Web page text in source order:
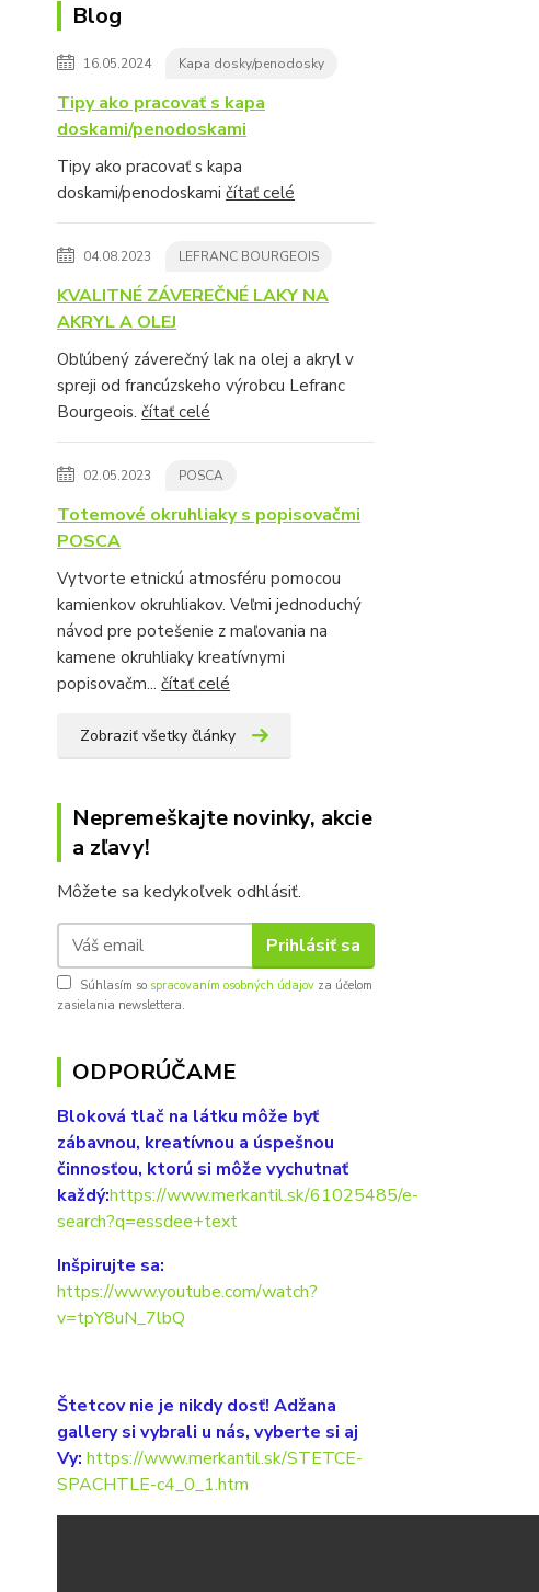
Blog
16.05.2024 Kapa dosky/penodosky
Tipy ako pracovať s kapa
doskami/penodoskami
Tipy ako pracovať s kapa
doskami/penodoskami čítať celé
04.08.2023 LEFRANC BOURGEOIS
KVALITNÉ ZÁVEREČNÉ LAKY NA
AKRYL A OLEJ
Obľúbený záverečný lak na olej a akryl v
spreji od francúzskeho výrobcu Lefranc
Bourgeois. čítať celé
02.05.2023 POSCA
Totemové okruhliaky s popisovačmi
POSCA
Vytvorte etnickú atmosféru pomocou
kamienkov okruhliakov. Veľmi jednoduchý
návod pre potešenie z maľovania na
kamene okruhliaky kreatívnymi
popisovačm... čítať celé
Zobraziť všetky články
Nepremeškajte novinky, akcie
a zľavy!
Môžete sa kedykoľvek odhlásiť.
Prihlásiť sa
Súhlasím so spracovaním osobných údajov za účelom
zasielania newslettera.
ODPORÚČAME
Bloková tlač na látku môže byť
zábavnou, kreatívnou a úspešnou
činnosťou, ktorú si môže vychutnať
každý:https://www.merkantil.sk/61025485/e-
search?q=essdee+text
Inšpirujte sa:
https://www.youtube.com/watch?
v=tpY8uN_7lbQ
Štetcov nie je nikdy dosť! Adžana
gallery si vybrali u nás, vyberte si aj
Vy: https://www.merkantil.sk/STETCE-
SPACHTLE-c4_0_1.htm